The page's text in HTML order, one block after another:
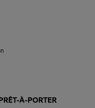
À-PORTER